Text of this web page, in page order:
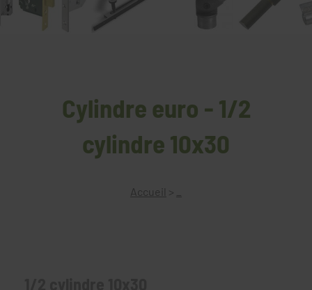
Cylindre euro - 1/2
cylindre 10x30
Accueil >